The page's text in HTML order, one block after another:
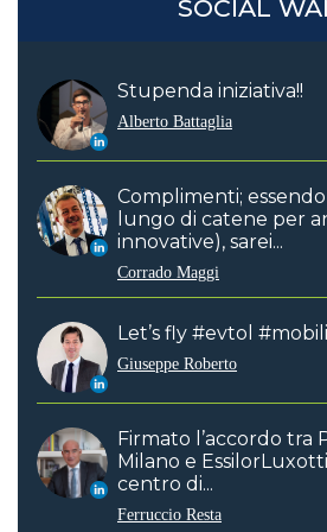
SOCIAL
Stupenda iniziativa!!
Alberto Battaglia
Complimenti;
lungo di catene per
innovative), sarei...
Corrado Maggi
Let’s fly #evtol
Giuseppe Roberto
Firmato l’accordo tra
Milano e
centro di...
Ferruccio Resta